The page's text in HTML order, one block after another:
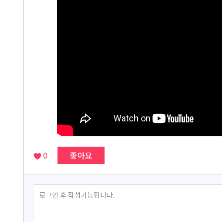
0 좋아요